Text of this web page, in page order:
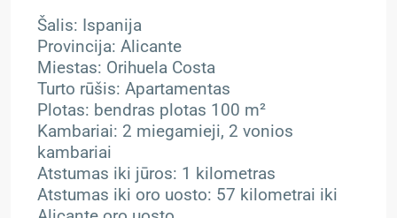
Šalis: Ispanija
Provincija: Alicante
Miestas: Orihuela Costa
Turto rūšis: Apartamentas
Plotas: bendras plotas 100 m²
Kambariai: 2 miegamieji, 2 vonios
kambariai
Atstumas iki jūros: 1 kilometras
Atstumas iki oro uosto: 57 kilometrai iki